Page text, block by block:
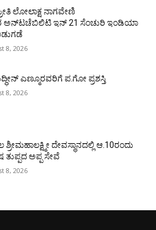
ಲೋಲಾಕ್ಷ ನಾಗವೇಣಿ
ಅನ್‌ಟಚೆಬಿಲಿಟಿ ಇನ್ 21 ಸೆಂಚುರಿ ಇಂಡಿಯಾ
8, 2026
ಎಣ್ಮೂರವರಿಗೆ ಪ.ಗೋ ಪ್ರಶಸ್ತಿ
8, 2026
ಶ್ರೀಮಹಾಲಕ್ಷ್ಮೀ ದೇವಸ್ಥಾನದಲ್ಲಿ ಆ.10ರಂದು
ತುಪ್ಪದ ಅಪ್ಪ ಸೇವೆ
8, 2026